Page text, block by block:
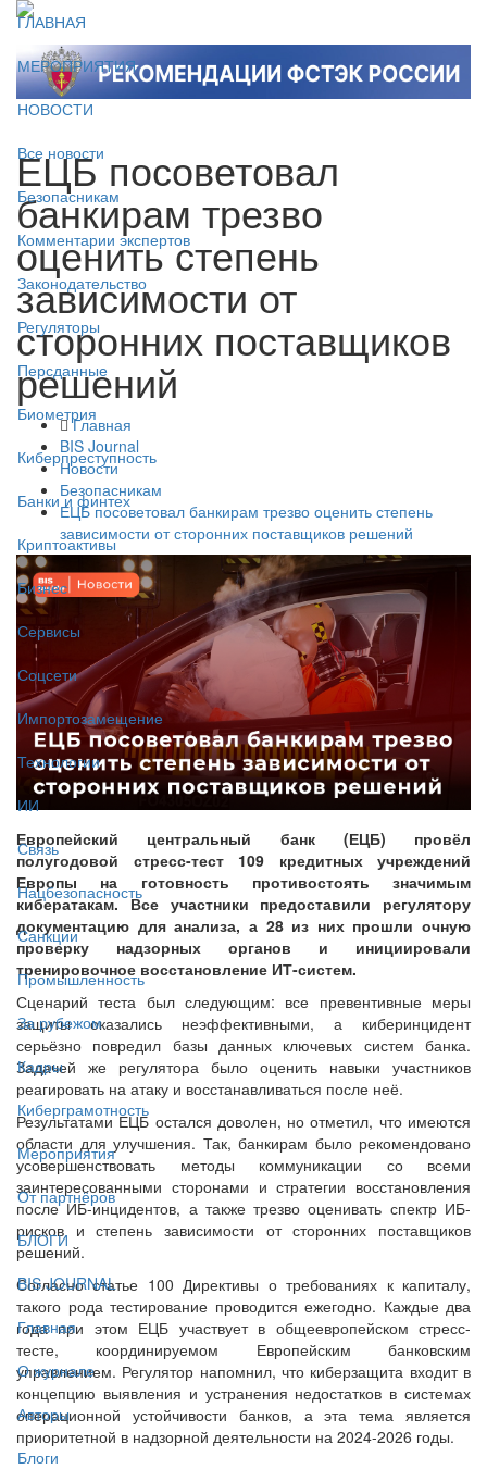
ГЛАВНАЯ
МЕРОПРИЯТИЯ
НОВОСТИ
Все новости
Безопасникам
Комментарии экспертов
Законодательство
Регуляторы
Персданные
Биометрия
Киберпреступность
Банки и финтех
Криптоактивы
Бизнес
Сервисы
Соцсети
Импортозамещение
Технологии
ИИ
Связь
Нацбезопасность
Санкции
Промышленность
За рубежом
Кадры
Киберграмотность
Мероприятия
От партнёров
БЛОГИ
BIS JOURNAL
Главная
О журнале
Авторы
Блоги
ЕЦБ посоветовал
банкирам трезво
оценить степень
зависимости от
сторонних поставщиков
решений
Главная
BIS Journal
Новости
Безопасникам
ЕЦБ посоветовал банкирам трезво оценить степень
зависимости от сторонних поставщиков решений
Европейский центральный банк (ЕЦБ) провёл
полугодовой стресс-тест 109 кредитных учреждений
Европы на готовность противостоять значимым
кибератакам. Все участники предоставили регулятору
документацию для анализа, а 28 из них прошли очную
проверку надзорных органов и инициировали
тренировочное восстановление ИТ-систем.
Сценарий теста был следующим: все превентивные меры
защиты оказались неэффективными, а киберинцидент
серьёзно повредил базы данных ключевых систем банка.
Задачей же регулятора было оценить навыки участников
реагировать на атаку и восстанавливаться после неё.
Результатами ЕЦБ остался доволен, но отметил, что имеются
области для улучшения. Так, банкирам было рекомендовано
усовершенствовать методы коммуникации со всеми
заинтересованными сторонами и стратегии восстановления
после ИБ-инцидентов, а также трезво оценивать спектр ИБ-
рисков и степень зависимости от сторонних поставщиков
решений.
Согласно статье 100 Директивы о требованиях к капиталу,
такого рода тестирование проводится ежегодно. Каждые два
года при этом ЕЦБ участвует в общеевропейском стресс-
тесте, координируемом Европейским банковским
управлением. Регулятор напомнил, что киберзащита входит в
концепцию выявления и устранения недостатков в системах
операционной устойчивости банков, а эта тема является
приоритетной в надзорной деятельности на 2024-2026 годы.